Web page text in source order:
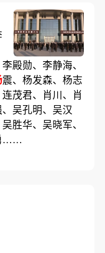
殿勋、李静海、
震、杨发森、杨志
茂君、肖川、肖
吴孔明、吴汉
胜华、吴晓军、
……